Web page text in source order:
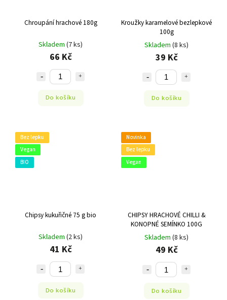
Chroupání hrachové 180g
Skladem (7 ks)
66 Kč
Do košíku
Kroužky karamelové bezlepkové
100g
Skladem (8 ks)
39 Kč
Do košíku
Bez lepku
Vegan
BIO
Chipsy kukuřičné 75 g bio
Skladem (2 ks)
41 Kč
Do košíku
Novinka
Bez lepku
Vegan
CHIPSY HRACHOVÉ CHILLI &
KONOPNÉ SEMÍNKO 100G
Skladem (8 ks)
49 Kč
Do košíku